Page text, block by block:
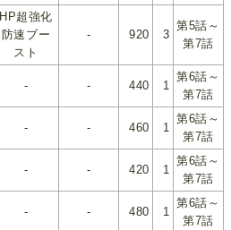
HP超強化
防速ブー
スト
- 920 3
第5話～
第7話
- - 440 1
第6話～
第7話
- - 460 1
第6話～
第7話
- - 420 1
第6話～
第7話
- - 480 1
第6話～
第7話